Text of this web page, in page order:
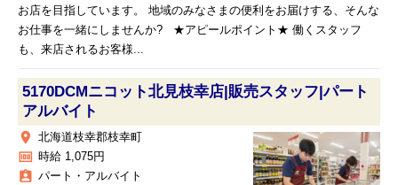
お店を目指しています。 地域のみなさまの便利をお届けする、そんな
お仕事を一緒にしませんか? ★アピールポイント★ 働くスタッフ
も、来店されるお客様...
5170DCMニコット北見枝幸店|販売スタッフ|パート
アルバイト
place 北海道枝幸郡枝幸町
money 時給 1,075円
assignment_ind パート・アルバイト